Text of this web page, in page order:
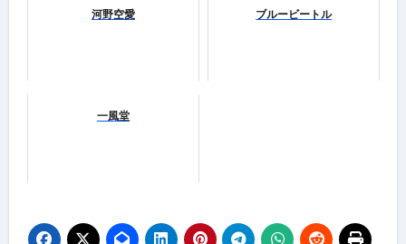
河野空愛 ブルービートル
一風堂